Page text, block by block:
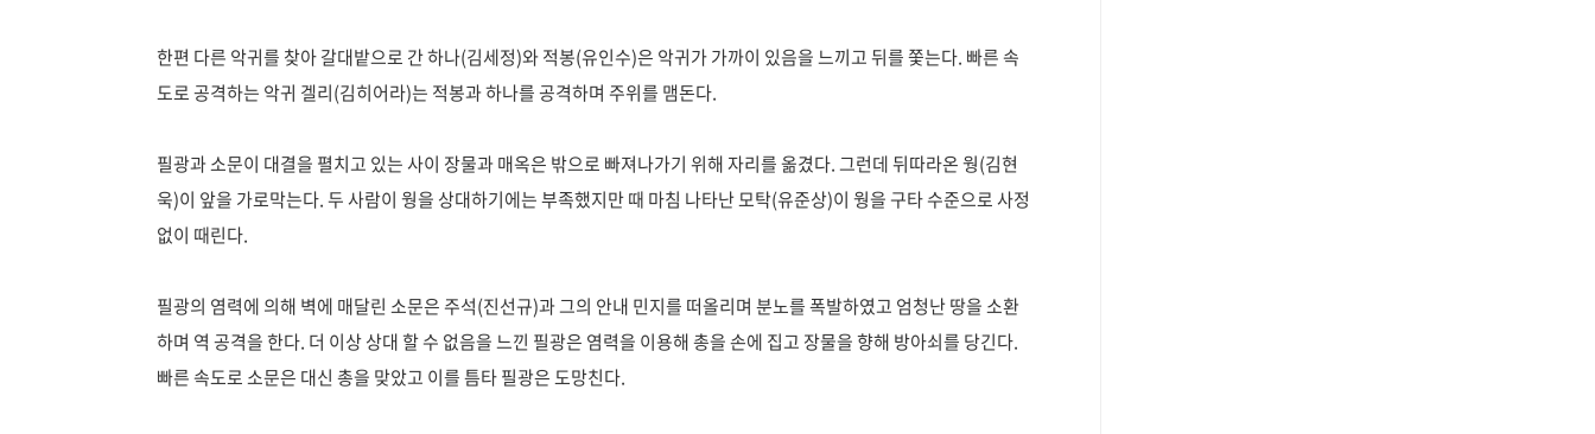
한편 다른 악귀를 찾아 갈대밭으로 간 하나(김세정)와 적봉(유인수)은 악귀가 가까이 있음을 느끼고 뒤를 쫓는다. 빠른 속
도로 공격하는 악귀 겔리(김히어라)는 적봉과 하나를 공격하며 주위를 맴돈다.
필광과 소문이 대결을 펼치고 있는 사이 장물과 매옥은 밖으로 빠져나가기 위해 자리를 옮겼다. 그런데 뒤따라온 웡(김현
욱)이 앞을 가로막는다. 두 사람이 웡을 상대하기에는 부족했지만 때 마침 나타난 모탁(유준상)이 웡을 구타 수준으로 사정
없이 때린다.
필광의 염력에 의해 벽에 매달린 소문은 주석(진선규)과 그의 안내 민지를 떠올리며 분노를 폭발하였고 엄청난 땅을 소환
하며 역 공격을 한다. 더 이상 상대 할 수 없음을 느낀 필광은 염력을 이용해 총을 손에 집고 장물을 향해 방아쇠를 당긴다.
빠른 속도로 소문은 대신 총을 맞았고 이를 틈타 필광은 도망친다.